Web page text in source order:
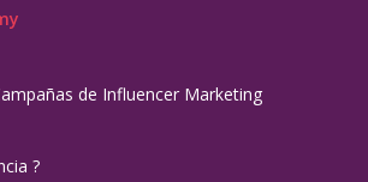
de Influencer Marketing
?